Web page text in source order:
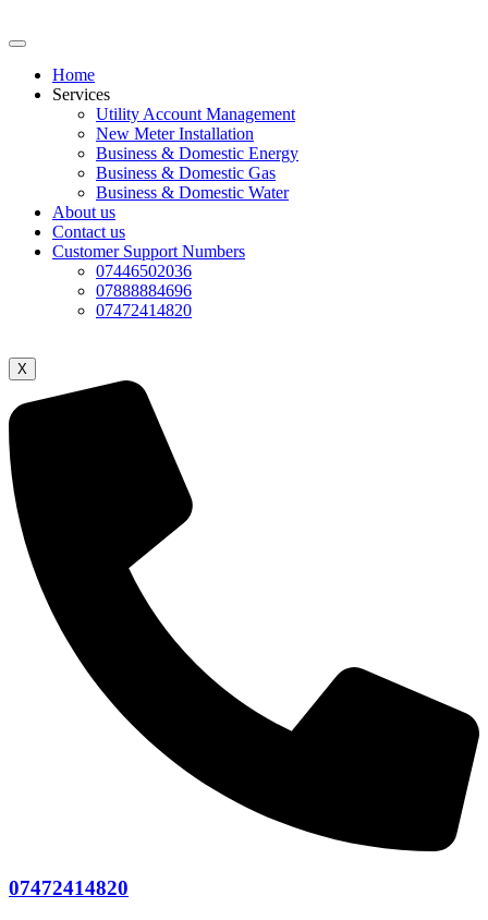
Home
Services
Utility Account Management
New Meter Installation
Business & Domestic Energy
Business & Domestic Gas
Business & Domestic Water
About us
Contact us
Customer Support Numbers
07446502036
07888884696
07472414820
X
07472414820